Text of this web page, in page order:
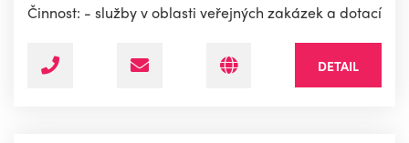
Činnost: - služby v oblasti veřejných zakázek a dotací
DETAIL